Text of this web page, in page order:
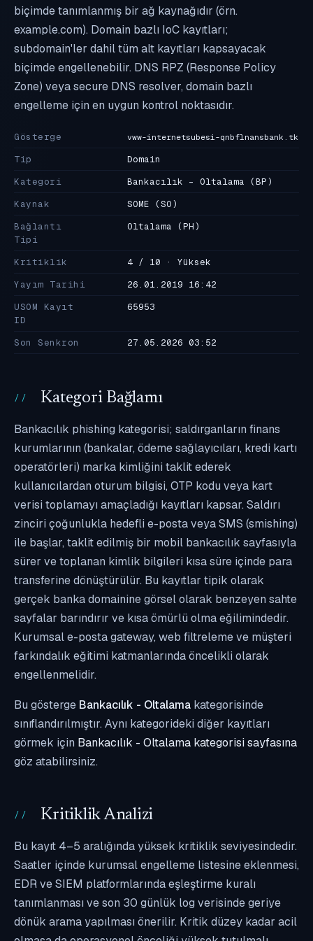
biçimde tanımlanmış bir ağ kaynağıdır (örn.
example.com). Domain bazlı IoC kayıtları;
subdomain'ler dahil tüm alt kayıtları kapsayacak
biçimde engellenebilir. DNS RPZ (Response Policy
Zone) veya secure DNS resolver, domain bazlı
engelleme için en uygun kontrol noktasıdır.
Gösterge vww-internetsubesi-qnbflnansbank.tk
Tip
Domain
Kategori
Bankacılık - Oltalama (BP)
Kaynak
SOME (SO)
Bağlantı
Tipi
Oltalama (PH)
Kritiklik
4 / 10 · Yüksek
Yayım Tarihi
26.01.2019 16:42
USOM Kayıt
ID
65953
Son Senkron 27.05.2026 03:52
Kategori Bağlamı
Bankacılık phishing kategorisi; saldırganların finans
kurumlarının (bankalar, ödeme sağlayıcıları, kredi kartı
operatörleri) marka kimliğini taklit ederek
kullanıcılardan oturum bilgisi, OTP kodu veya kart
verisi toplamayı amaçladığı kayıtları kapsar. Saldırı
zinciri çoğunlukla hedefli e-posta veya SMS (smishing)
ile başlar, taklit edilmiş bir mobil bankacılık sayfasıyla
sürer ve toplanan kimlik bilgileri kısa süre içinde para
transferine dönüştürülür. Bu kayıtlar tipik olarak
gerçek banka domainine görsel olarak benzeyen sahte
sayfalar barındırır ve kısa ömürlü olma eğilimindedir.
Kurumsal e-posta gateway, web filtreleme ve müşteri
farkındalık eğitimi katmanlarında öncelikli olarak
engellenmelidir.
Bu gösterge Bankacılık - Oltalama kategorisinde
sınıflandırılmıştır. Aynı kategorideki diğer kayıtları
görmek için Bankacılık - Oltalama kategorisi sayfasına
göz atabilirsiniz.
Kritiklik Analizi
Bu kayıt 4–5 aralığında yüksek kritiklik seviyesindedir.
Saatler içinde kurumsal engelleme listesine eklenmesi,
EDR ve SIEM platformlarında eşleştirme kuralı
tanımlanması ve son 30 günlük log verisinde geriye
dönük arama yapılması önerilir. Kritik düzey kadar acil